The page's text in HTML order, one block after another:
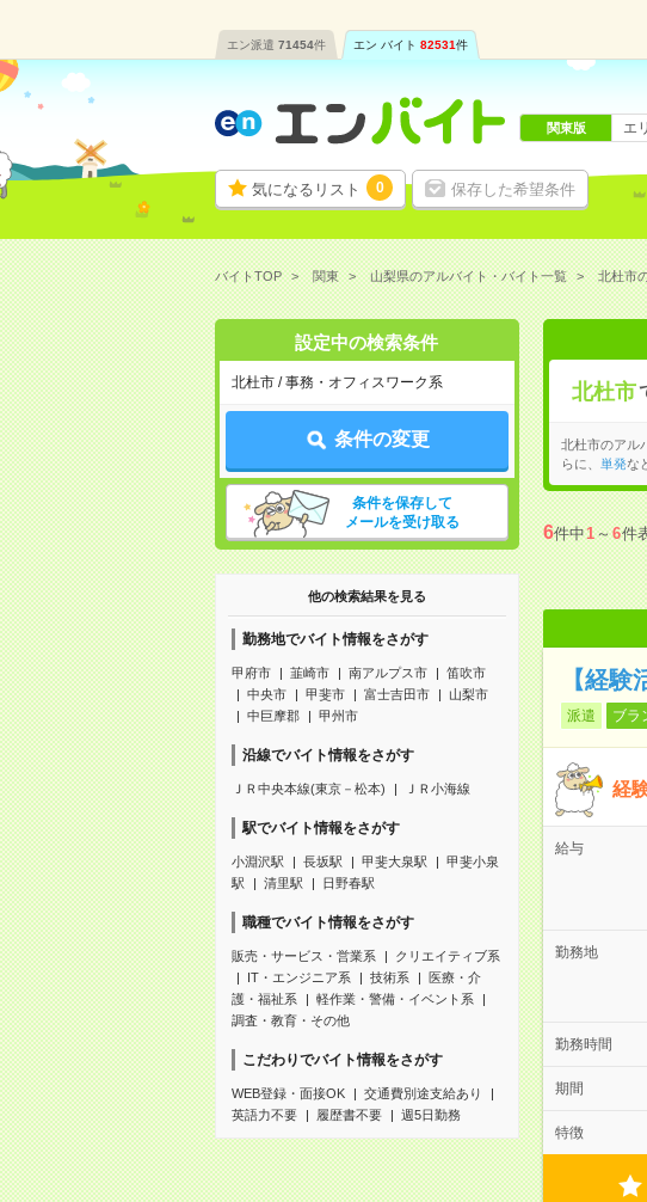
エン派遣 71454件 エン バイト 82531件
気になるリスト 0 保存した希望条件
関東版 エ
バイトTOP 関東 山梨県のアルバイト・バイト一覧 北杜市
設定中の検索条件
北杜市 / 事務・オフィスワーク系
条件の変更
条件を保存して
メールを受け取る
他の検索結果を見る
勤務地でバイト情報をさがす
甲府市 韮崎市 南アルプス市
笛吹市
中央市
甲斐市 富士吉田市
山梨市
中巨摩郡
甲州市
沿線でバイト情報をさがす
ＪＲ中央本線(東京－松本) ＪＲ小海線
駅でバイト情報をさがす
小淵沢駅 長坂駅 甲斐大泉駅
甲斐小泉
駅
清里駅 日野春駅
職種でバイト情報をさがす
販売・サービス・営業系
クリエイティブ系
IT・エンジニア系
技術系
医療・介
護・福祉系
軽作業・警備・イベント系
調査・教育・その他
こだわりでバイト情報をさがす
WEB登録・面接OK
交通費別途支給あり
英語力不要
履歴書不要 週5日勤務
北杜市
北杜市のアル
らに、
単発な
6件中1～6件
【経
派遣 ブラ
経
給与
勤務地
勤務時間
期間
特徴